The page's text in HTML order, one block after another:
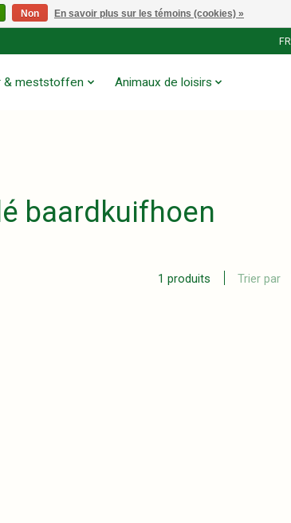
FR
& meststoffen Animaux de loisirs
baardkuifhoen
1 produits Trier par
Non En savoir plus sur les témoins (cookies) »